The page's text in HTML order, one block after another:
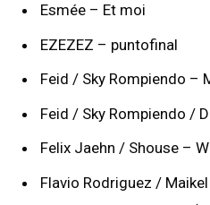
Esmée – Et moi
EZEZEZ – puntofinal
Feid / Sky Rompiendo –
Feid / Sky Rompiendo /
Felix Jaehn / Shouse –
Flavio Rodriguez /